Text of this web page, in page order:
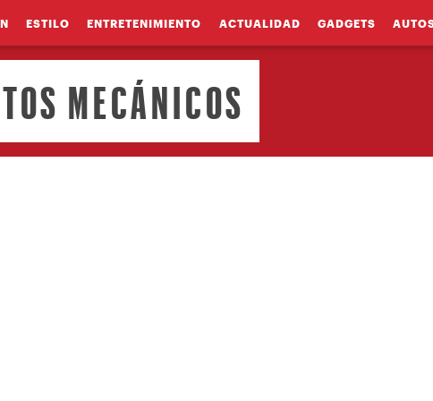
ESTILO ENTRETENIMIENTO ACTUALIDAD GADGETS
MECÁNICOS